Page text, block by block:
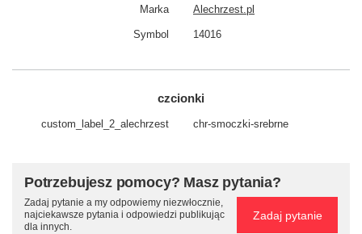
Marka Alechrzest.pl
Symbol 14016
czcionki
custom_​label_​2_alechrzest chr-smoczki-srebrne
Potrzebujesz pomocy? Masz pytania?
Zadaj pytanie a my odpowiemy niezwłocznie,
najciekawsze pytania i odpowiedzi publikując
dla innych.
Zadaj pytanie